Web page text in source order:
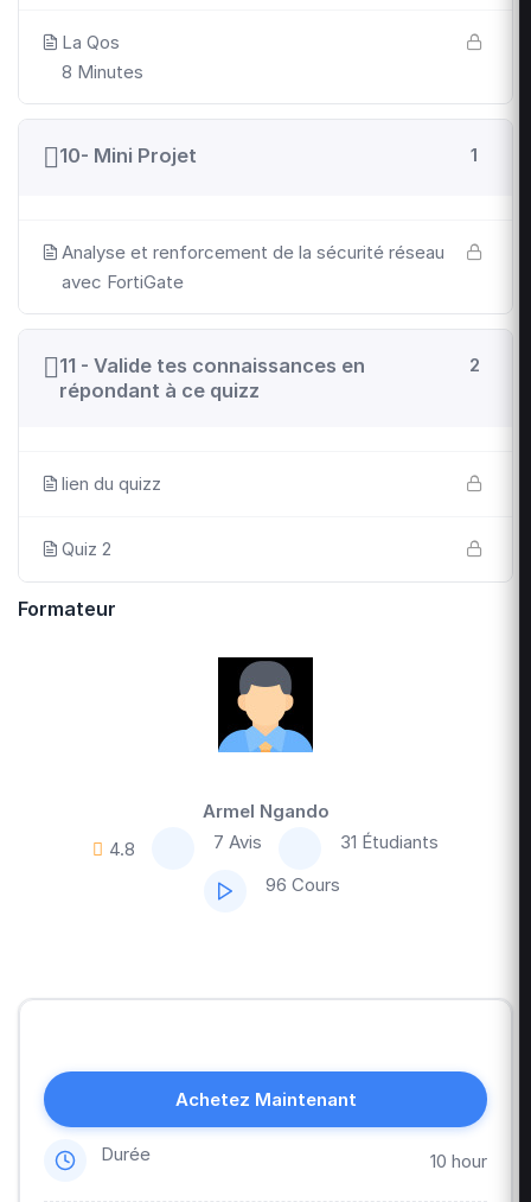
La Qos
8 Minutes
10- Mini Projet 1
Analyse et renforcement de la sécurité réseau
avec FortiGate
11 - Valide tes connaissances en
répondant à ce quizz
2
lien du quizz
Quiz 2
Formateur
Armel Ngando
4.8
7 Avis
31 Étudiants
96 Cours
Achetez Maintenant
Durée 10 hour